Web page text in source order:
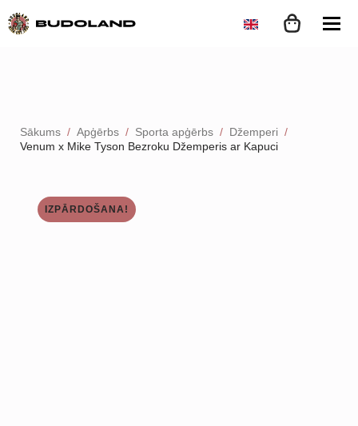
Sākums Apģērbs Sporta apģērbs
Džemperi
Venum x Mike Tyson Bezroku Džemperis ar Kapuci
IZPĀRDOŠANA!